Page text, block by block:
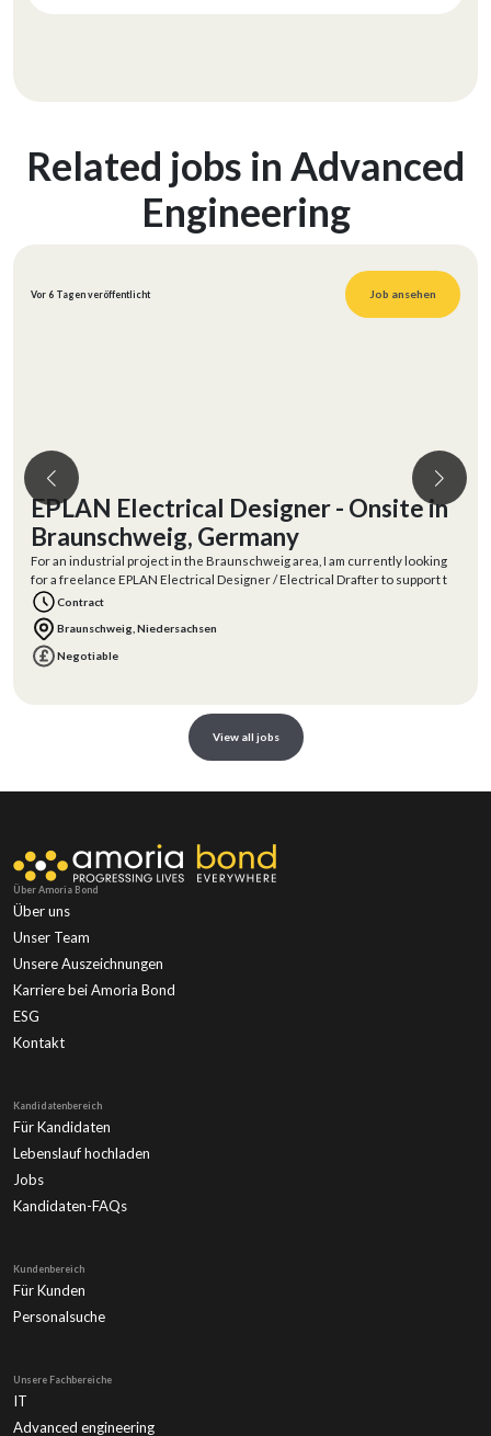
Related jobs in Advanced
Engineering
Vor 6 Tagen veröffentlicht Job ansehen
EPLAN Electrical Designer - Onsite in
Braunschweig, Germany
For an industrial project in the Braunschweig area, I am currently looking
for a freelance EPLAN Electrical Designer / Electrical Drafter to support t
Contract
Braunschweig, Niedersachsen
Negotiable
View all jobs
Über Amoria Bond
Über uns
Unser Team
Unsere Auszeichnungen
Karriere bei Amoria Bond
ESG
Kontakt
Kandidatenbereich
Für Kandidaten
Lebenslauf hochladen
Jobs
Kandidaten-FAQs
Kundenbereich
Für Kunden
Personalsuche
Unsere Fachbereiche
IT
Advanced engineering